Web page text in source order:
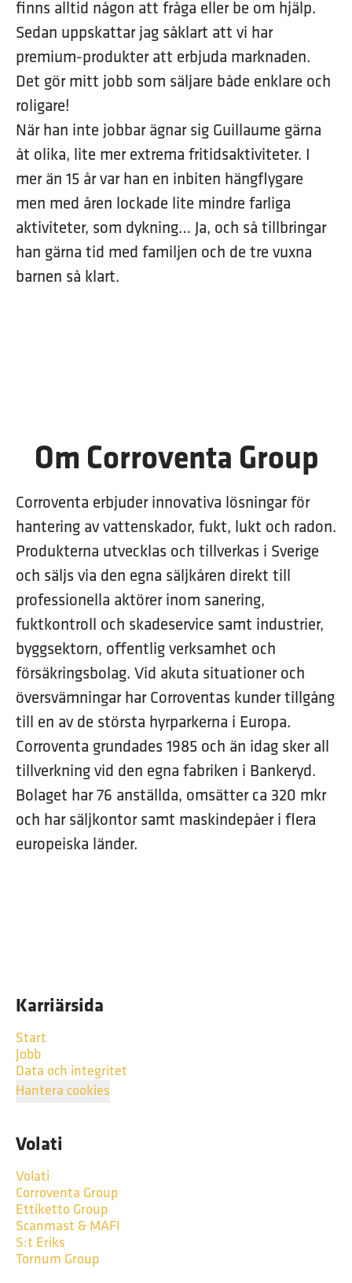
finns alltid någon att fråga eller be om hjälp.
Sedan uppskattar jag såklart att vi har
premium-produkter att erbjuda marknaden.
Det gör mitt jobb som säljare både enklare och
roligare!
När han inte jobbar ägnar sig Guillaume gärna
åt olika, lite mer extrema fritidsaktiviteter. I
mer än 15 år var han en inbiten hängflygare
men med åren lockade lite mindre farliga
aktiviteter, som dykning… Ja, och så tillbringar
han gärna tid med familjen och de tre vuxna
barnen så klart.
Om Corroventa Group
Corroventa erbjuder innovativa lösningar för
hantering av vattenskador, fukt, lukt och radon.
Produkterna utvecklas och tillverkas i Sverige
och säljs via den egna säljkåren direkt till
professionella aktörer inom sanering,
fuktkontroll och skadeservice samt industrier,
byggsektorn, offentlig verksamhet och
försäkringsbolag. Vid akuta situationer och
översvämningar har Corroventas kunder tillgång
till en av de största hyrparkerna i Europa.
Corroventa grundades 1985 och än idag sker all
tillverkning vid den egna fabriken i Bankeryd.
Bolaget har 76 anställda, omsätter ca 320 mkr
och har säljkontor samt maskindepåer i flera
europeiska länder.
Karriärsida
Start
Jobb
Data och integritet
Hantera cookies
Volati
Volati
Corroventa Group
Ettiketto Group
Scanmast & MAFI
S:t Eriks
Tornum Group